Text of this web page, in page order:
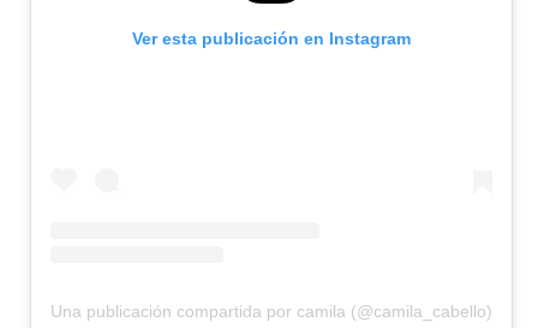
Ver esta publicación en Instagram
Una publicación compartida por camila (@camila_cabello)